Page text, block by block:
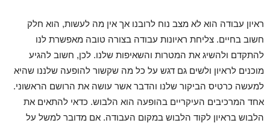
ראיון עבודה הוא לא מצב נוח לרובנו אך אין מה לעשות, הוא חלק
חשוב בחיים. צליחת ראיונות עבודה בצורה טובה מאפשרת לנו
להתקדם ולהשיג את המטרות והשאיפות שלנו. לכן, חשוב להגיע
מוכנים לראיון ולשים גם דגש על כל מה שקשור להופעה שלננו שהיא
למעשה כרטיס הביקור שלנו והדבר אשר עושה את הרושם הראשוני.
אחד המרכיבים העיקריים בהופעה הוא הלבוש. כדאי להתאים את
הלבוש בראיון לקוד הלבוש במקום העבודה. אם מדובר למשל על